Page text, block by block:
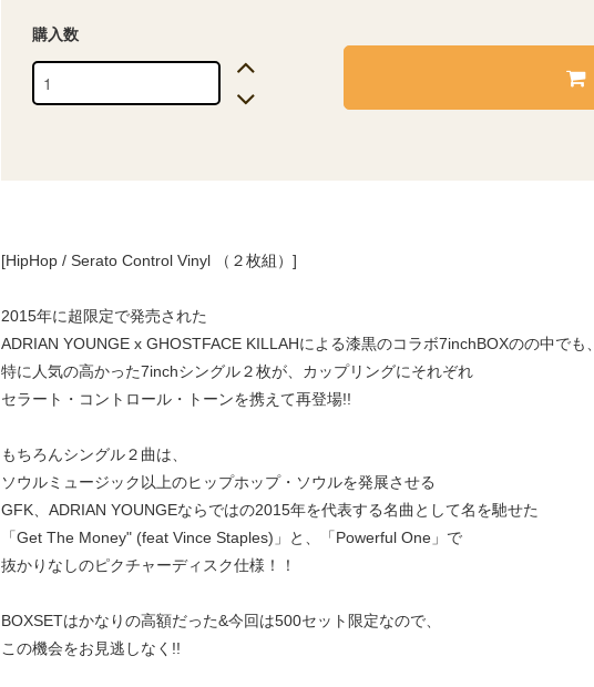
購入数
[HipHop / Serato Control Vinyl （２枚組）]
2015年に超限定で発売された
ADRIAN YOUNGE x GHOSTFACE KILLAHによる漆黒のコラボ7inchBOXのの中でも、
特に人気の高かった7inchシングル２枚が、カップリングにそれぞれ
セラート・コントロール・トーンを携えて再登場!!
もちろんシングル２曲は、
ソウルミュージック以上のヒップホップ・ソウルを発展させる
GFK、ADRIAN YOUNGEならではの2015年を代表する名曲として名を馳せた
「Get The Money" (feat Vince Staples)」と、「Powerful One」で
抜かりなしのピクチャーディスク仕様！！
BOXSETはかなりの高額だった&今回は500セット限定なので、
この機会をお見逃しなく!!